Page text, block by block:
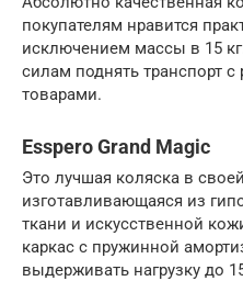
покупателям нравится
исключением массы в 15
силам поднять транспорт
товарами.
Esspero Grand Magic
Это лучшая коляска в
изготавливающаяся из
ткани и искусственной
каркас с пружинной
выдерживать нагрузку до